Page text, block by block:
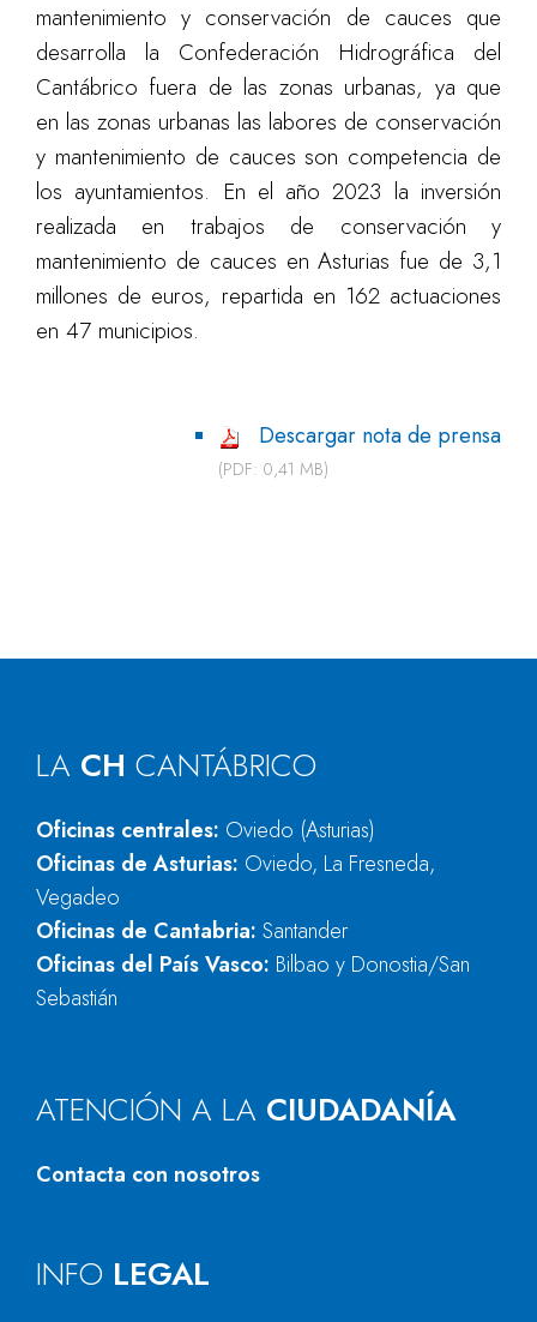
mantenimiento y conservación de cauces que
desarrolla la Confederación Hidrográfica del
Cantábrico fuera de las zonas urbanas, ya que
en las zonas urbanas las labores de conservación
y mantenimiento de cauces son competencia de
los ayuntamientos. En el año 2023 la inversión
realizada en trabajos de conservación y
mantenimiento de cauces en Asturias fue de 3,1
millones de euros, repartida en 162 actuaciones
en 47 municipios.
Descargar nota de prensa
(PDF: 0,41 MB)
LA CH CANTÁBRICO
Oficinas centrales: Oviedo (Asturias)
Oficinas de Asturias: Oviedo, La Fresneda,
Vegadeo
Oficinas de Cantabria: Santander
Oficinas del País Vasco: Bilbao y Donostia/San
Sebastián
ATENCIÓN A LA CIUDADANÍA
Contacta con nosotros
INFO LEGAL